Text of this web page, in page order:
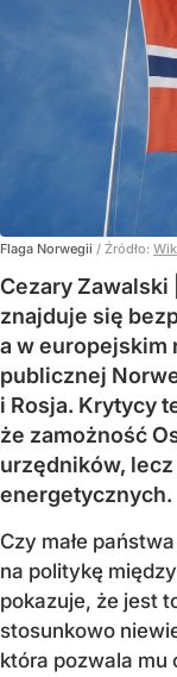
Flaga Norwegii / Źródło:
Cezary Zawalski
znajduje się
a w europejskim
publicznej
i Rosja. Krytycy
że zamożność
urzędników,
energetycznych.
Czy małe
na politykę
pokazuje, że jest
stosunkowo
która pozwala mu